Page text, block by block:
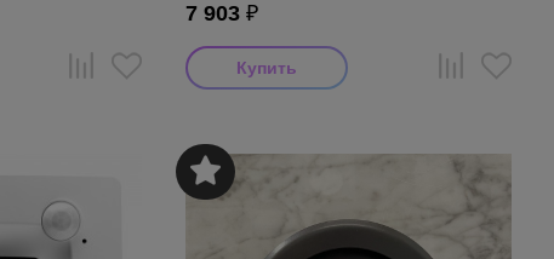
7 903 ₽